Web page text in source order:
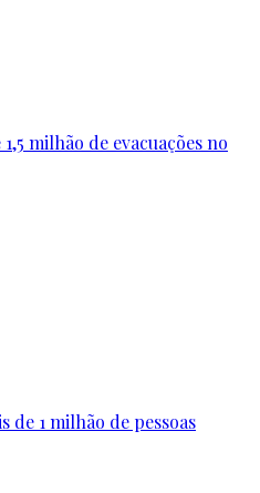
milhão de evacuações no
de 1 milhão de pessoas